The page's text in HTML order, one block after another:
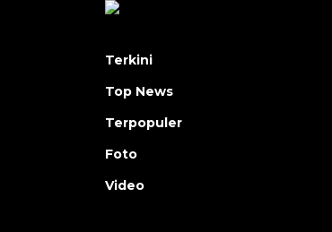
Terkini
Top News
Terpopuler
Foto
Video